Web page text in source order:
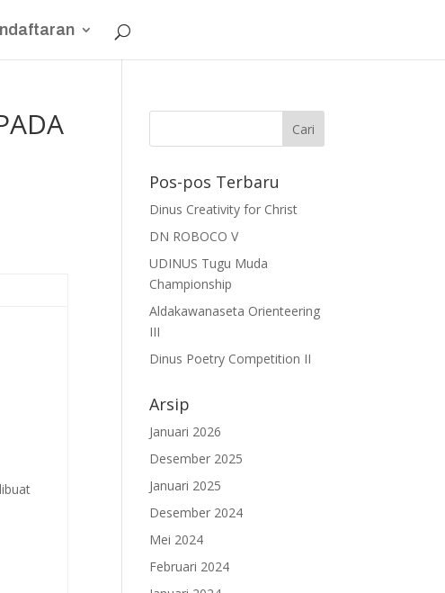
Pos-pos Terbaru
Dinus Creativity for Christ
DN ROBOCO V
UDINUS Tugu Muda
Championship
Aldakawanaseta Orienteering
III
Dinus Poetry Competition II
Arsip
Januari 2026
Desember 2025
Januari 2025
Desember 2024
Mei 2024
Februari 2024